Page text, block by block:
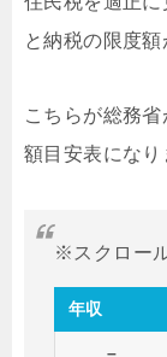
と納税の限度額
こちらが総務
額目安表になり
年収
–